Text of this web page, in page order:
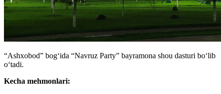
“Ashxobod” bog‘ida “Navruz Party” bayramona shou dasturi bo‘lib
o‘tadi.
Kecha mehmonlari: